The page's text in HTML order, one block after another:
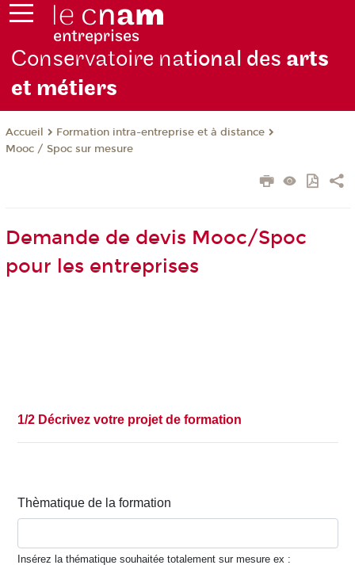
Conservatoire national des arts
et métiers
Accueil
Formation intra-entreprise et à distance
Mooc / Spoc sur mesure
Demande de devis Mooc/Spoc
pour les entreprises